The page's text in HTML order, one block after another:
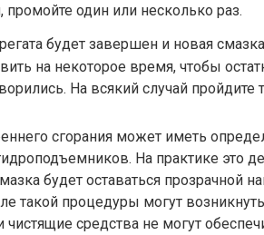
промойте один или несколько раз.
будет завершен и новая
на некоторое время, чтобы
На всякий случай пройдите
сгорания может иметь
На практике это
будет оставаться прозрачной
такой процедуры могут
чистящие средства не могут